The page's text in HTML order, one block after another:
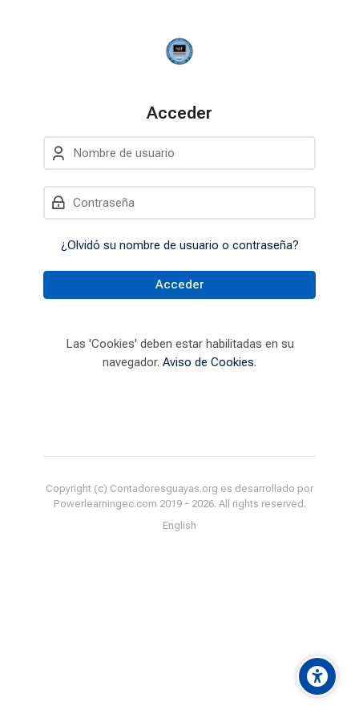
Acceder
Nombre de usuario
Contraseña
¿Olvidó su nombre de usuario o contraseña?
Acceder
Las 'Cookies' deben estar habilitadas en su
navegador. Aviso de Cookies.
Copyright (c) Contadoresguayas.org es desarrollado por
Powerlearningec.com 2019 - 2026. All rights reserved.
English